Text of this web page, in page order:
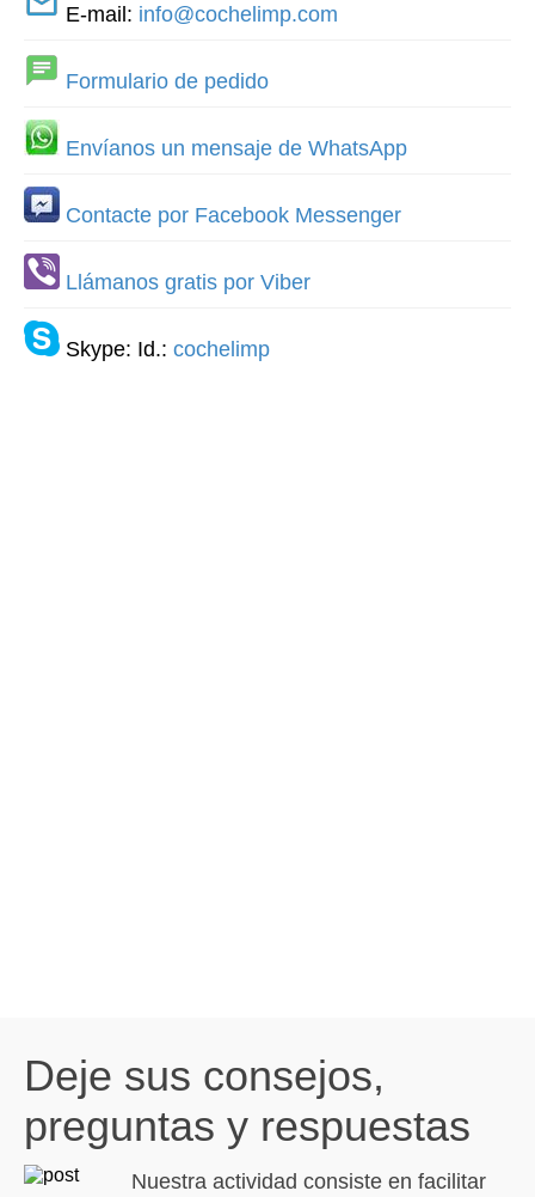
E-mail: info@cochelimp.com
Formulario de pedido
Envíanos un mensaje de WhatsApp
Contacte por Facebook Messenger
Llámanos gratis por Viber
Skype: Id.: cochelimp
Deje sus consejos,
preguntas y respuestas
Nuestra actividad consiste en facilitar